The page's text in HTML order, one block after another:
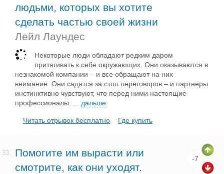
людьми, которых вы хотите
сделать частью своей жизни
Лейл Лаундес
Некоторые люди обладают редким даром
притягивать к себе окружающих. Они оказываются в
незнакомой компании – и все обращают на них
внимание. Они садятся за стол переговоров – и партнеры
инстинктивно чувствуют, что перед ними настоящие
профессионалы.
дальше
Читать отрывок бесплатно Где купить
33.
Помогите им вырасти или
смотрите, как они уходят.
-7